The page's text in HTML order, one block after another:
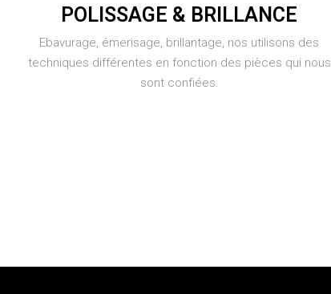
POLISSAGE & BRILLANCE
Ebavurage, émerisage, brillantage, nos utilisons des
techniques différentes en fonction des pièces qui nous
sont confiées.